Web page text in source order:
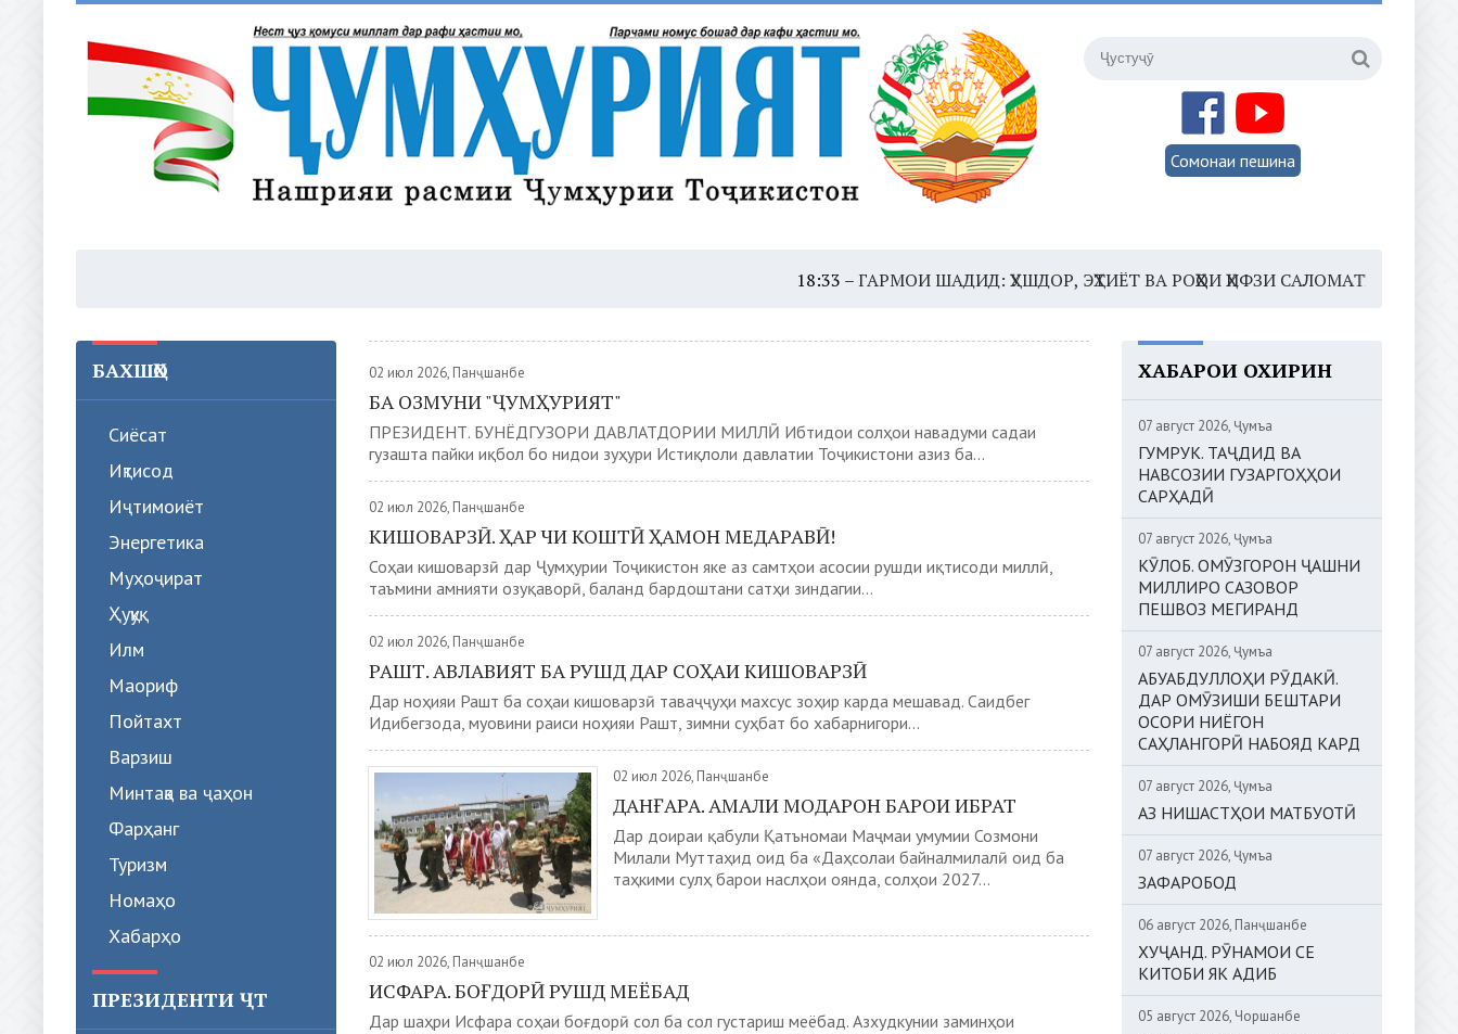
Сомонаи пешина
ГАРМОИ ШАДИД: ҲУШДОР, ЭҲТИЁТ ВА РОҲҲОИ ҲИФЗИ САЛОМАТӢ 16:35 –
БАХШҲО
Сиёсат
Иқтисод
Иҷтимоиёт
Энергетика
Муҳоҷират
Ҳуқуқ
Илм
Маориф
Пойтахт
Варзиш
Минтақа ва ҷаҳон
Фарҳанг
Туризм
Номаҳо
Хабарҳо
ПРЕЗИДЕНТИ ҶТ
02 июл 2026, Панҷшанбе
БА ОЗМУНИ "ҶУМҲУРИЯТ"
ПРЕЗИДЕНТ. БУНЁДГУЗОРИ ДАВЛАТДОРИИ МИЛЛӢ Ибтидои солҳои навадуми садаи
гузашта пайки иқбол бо нидои зуҳури Истиқлоли давлатии Тоҷикистони азиз ба...
02 июл 2026, Панҷшанбе
КИШОВАРЗӢ. ҲАР ЧИ КОШТӢ ҲАМОН МЕДАРАВӢ!
Соҳаи кишоварзӣ дар Ҷумҳурии Тоҷикистон яке аз самтҳои асосии рушди иқтисоди миллӣ,
таъмини амнияти озуқаворӣ, баланд бардоштани сатҳи зиндагии...
02 июл 2026, Панҷшанбе
РАШТ. АВЛАВИЯТ БА РУШД ДАР СОҲАИ КИШОВАРЗӢ
Дар ноҳияи Рашт ба соҳаи кишоварзӣ таваҷҷуҳи махсус зоҳир карда мешавад. Саидбег
Идибегзода, муовини раиси ноҳияи Рашт, зимни суҳбат бо хабарнигори...
02 июл 2026, Панҷшанбе
ДАНҒАРА. АМАЛИ МОДАРОН БАРОИ ИБРАТ
Дар доираи қабули Қатъномаи Маҷмаи умумии Созмони
Милали Муттаҳид оид ба «Даҳсолаи байналмилалӣ оид ба
таҳкими сулҳ барои наслҳои оянда, солҳои 2027...
02 июл 2026, Панҷшанбе
ИСФАРА. БОҒДОРӢ РУШД МЕЁБАД
Дар шаҳри Исфара соҳаи боғдорӣ сол ба сол густариш меёбад. Азхудкунии заминҳои
ХАБАРҲОИ ОХИРИН
07 август 2026, Ҷумъа
ГУМРУК. ТАҶДИД ВА
НАВСОЗИИ ГУЗАРГОҲҲОИ
САРҲАДӢ
07 август 2026, Ҷумъа
КӮЛОБ. ОМӮЗГОРОН ҶАШНИ
МИЛЛИРО САЗОВОР
ПЕШВОЗ МЕГИРАНД
07 август 2026, Ҷумъа
АБУАБДУЛЛОҲИ РӮДАКӢ.
ДАР ОМӮЗИШИ БЕШТАРИ
ОСОРИ НИЁГОН
САҲЛАНГОРӢ НАБОЯД КАРД
07 август 2026, Ҷумъа
АЗ НИШАСТҲОИ МАТБУОТӢ
07 август 2026, Ҷумъа
ЗАФАРОБОД
06 август 2026, Панҷшанбе
ХУҶАНД. РӮНАМОИ СЕ
КИТОБИ ЯК АДИБ
05 август 2026, Чоршанбе